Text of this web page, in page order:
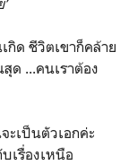
ชีวิตเขาก็คล้าย
ด ...คนเราต้อง
เป็นตัวเอกค่ะ
เรื่องเหนือ